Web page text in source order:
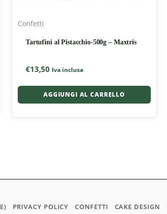
Confetti
Tartufini al Pistacchio-500g – Maxtris
€13,50 Iva inclusa
AGGIUNGI AL CARRELLO
PRIVACY POLICY CONFETTI
CAKE DESIGN